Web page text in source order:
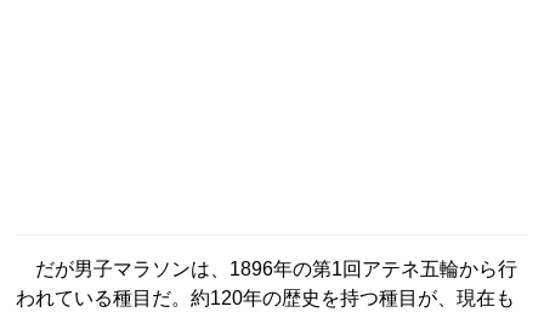
だが男子マラソンは、1896年の第1回アテネ五輪から行
われている種目だ。約120年の歴史を持つ種目が、現在も